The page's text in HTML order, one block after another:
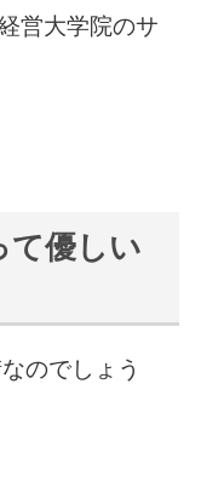
営大学院のサ
て優しい
のでしょう